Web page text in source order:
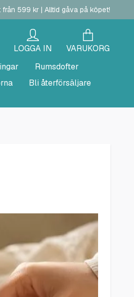
från 599 kr | Alltid gåva på köpet!
LOGGA IN
VARUKORG
Rumsdofter
Bli återförsäljare